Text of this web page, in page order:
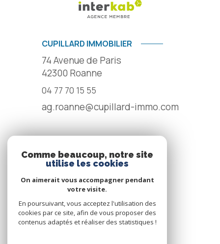
CUPILLARD IMMOBILIER
74 Avenue de Paris
42300 Roanne
04 77 70 15 55
ag.roanne@cupillard-immo.com
NOUS SUIVRE
Comme beaucoup, notre site
utilise les cookies
On aimerait vous accompagner pendant
votre visite.
En poursuivant, vous acceptez l'utilisation des
cookies par ce site, afin de vous proposer des
contenus adaptés et réaliser des statistiques !